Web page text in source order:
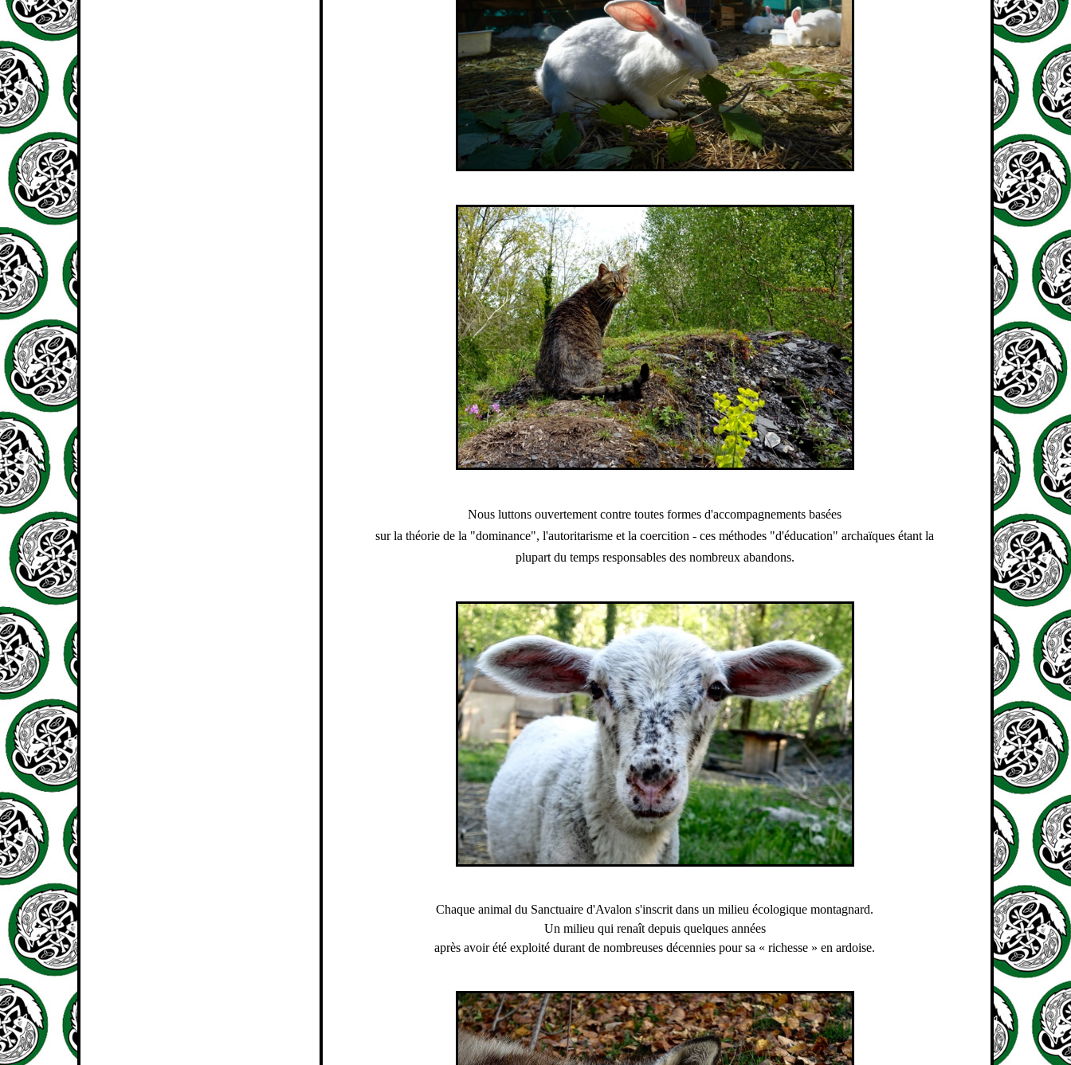
Nous luttons ouvertement contre toutes formes d'accompagnements basées
sur la théorie de la "dominance", l'autoritarisme et la coercition - ces méthodes "d'éducation" archaïques étant la
plupart du temps responsables des nombreux abandons.
Chaque animal du Sanctuaire d'Avalon s'inscrit dans un milieu écologique montagnard.
Un milieu qui renaît depuis quelques années
après avoir été exploité durant de nombreuses décennies pour sa « richesse » en ardoise.